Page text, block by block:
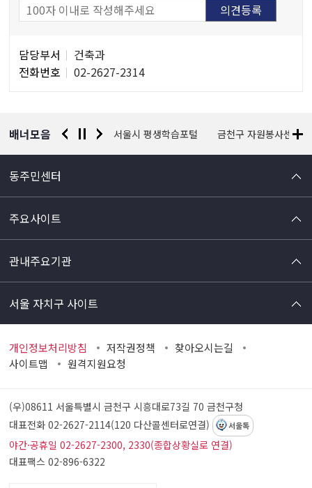
당
자
담당부서
건축과
전화번호
02-2627-2314
배너모음
찰청 유실물 통합포털 서울시 평생학습포털 금천구 자원봉사센터
동주민센터
주요사이트
관내주요기관
서울 자치구 사이트
개인정보처리방침 저작권정책
찾아오시는길
사이트맵
원격지원요청
(우)08611 서울특별시 금천구 시흥대로73길 70금천구청
대표전화 02-2627-2114(120 다산콜센터로연결)
서울톡
야간·공휴일 02-2627-2300, 2330(종합상황실로 연결)
대표팩스 02-896-6322